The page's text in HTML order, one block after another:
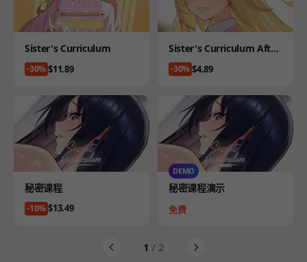
Product
Sister's Curriculum
-30%Price
$11.89
Product
Sister's Curriculum After
Story
-30%Price
$4.89
Product
秘密课程
-10%Price
$13.49
DEMO
Product
秘密课程演示
Price
免费
1 / 2